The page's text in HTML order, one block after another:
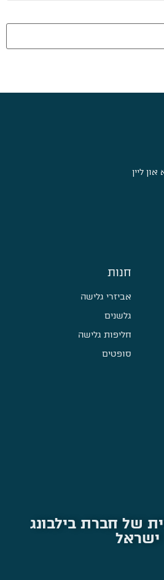
ליין
חנות
אביזרי גלישה
גלשנים
חליפות גלישה
סופטים
של חברת בילבונג
ישראל